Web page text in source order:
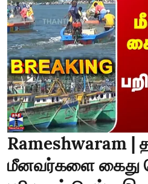
Rameshwaram |
மீனவர்களை கைது